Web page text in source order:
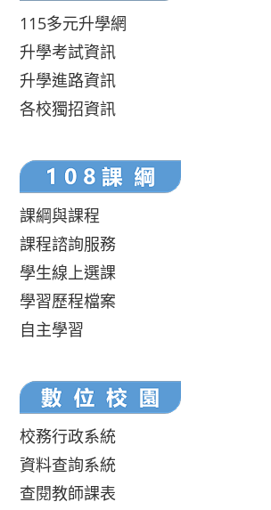
115多元升學網
升學考試資訊
升學進路資訊
各校獨招資訊
課綱與課程
課程諮詢服務
學生線上選課
學習歷程檔案
自主學習
校務行政系統
資料查詢系統
查閱教師課表